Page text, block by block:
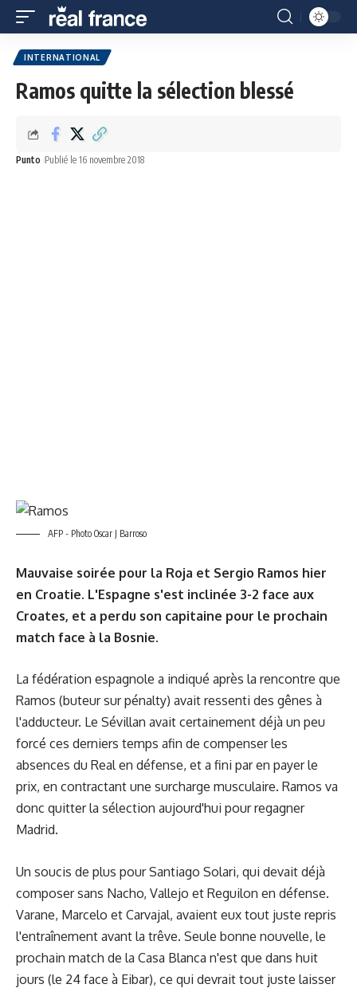
INTERNATIONAL
Ramos quitte la sélection blessé
Punto Publié le 16 novembre 2018
AFP - Photo Oscar J Barroso
Mauvaise soirée pour la Roja et Sergio Ramos hier
en Croatie. L'Espagne s'est inclinée 3-2 face aux
Croates, et a perdu son capitaine pour le prochain
match face à la Bosnie.
La fédération espagnole a indiqué après la rencontre que
Ramos (buteur sur pénalty) avait ressenti des gênes à
l'adducteur. Le Sévillan avait certainement déjà un peu
forcé ces derniers temps afin de compenser les
absences du Real en défense, et a fini par en payer le
prix, en contractant une surcharge musculaire. Ramos va
donc quitter la sélection aujourd'hui pour regagner
Madrid.
Un soucis de plus pour Santiago Solari, qui devait déjà
composer sans Nacho, Vallejo et Reguilon en défense.
Varane, Marcelo et Carvajal, avaient eux tout juste repris
l'entraînement avant la trêve. Seule bonne nouvelle, le
prochain match de la Casa Blanca n'est que dans huit
jours (le 24 face à Eibar), ce qui devrait tout juste laisser